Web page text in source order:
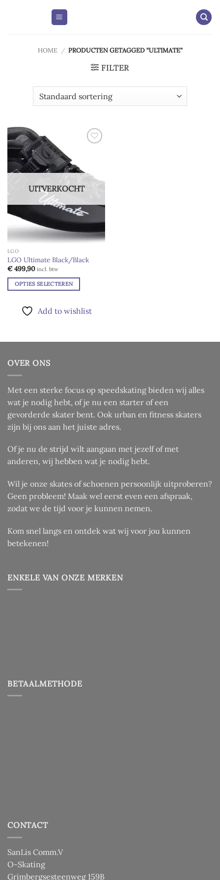
HOME / PRODUCTEN GETAGGED “ULTIMATE”
FILTER
UITVERKOCHT
LGO
LGO Ultimate Black/Black
€499,90 incl. btw
OPTIES SELECTEREN
product
kan
gekozen
worden
productpagina
Add to wishlist
OVER ONS
Met een sterke focus op speedskating bieden wij alles
wat je nodig hebt, of je nu een starter of een
gevorderde skater bent. Ook urban en fitness skaters
zijn bij ons aan het juiste adres.
Of je nu de strijd wilt aangaan met jezelf of met
anderen, wij hebben wat je nodig hebt.
Wil je onze skates of schoenen persoonlijk uitproberen?
Geen probleem! Maak wel eerst even een afspraak,
zodat we de tijd voor je kunnen nemen.
Kom snel langs en ontdek wat wij voor jou kunnen
betekenen!
ENKELE VAN ONZE MERKEN
BETAALMETHODE
CONTACT
SanLis Comm.V
O-Skating
Grimbergsesteenweg 159B